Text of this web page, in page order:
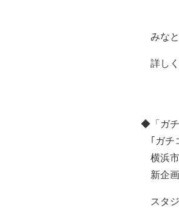
みな
詳しく
◆「ガチ
｢ガチ
横浜
新企
スタジ